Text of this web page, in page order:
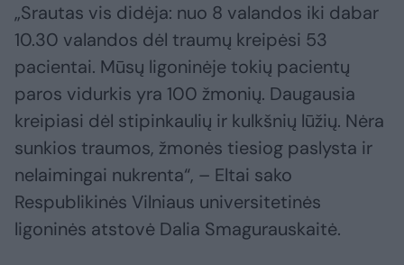
„Srautas vis didėja: nuo 8 valandos iki dabar
10.30 valandos dėl traumų kreipėsi 53
pacientai. Mūsų ligoninėje tokių pacientų
paros vidurkis yra 100 žmonių. Daugausia
kreipiasi dėl stipinkaulių ir kulkšnių lūžių. Nėra
sunkios traumos, žmonės tiesiog paslysta ir
nelaimingai nukrenta“, – Eltai sako
Respublikinės Vilniaus universitetinės
ligoninės atstovė Dalia Smagurauskaitė.